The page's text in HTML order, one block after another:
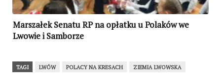
Marszałek Senatu RP na opłatku u Polaków we
Lwowie i Samborze
TAGI LWÓW POLACY NA KRESACH ZIEMIA LWOWSKA